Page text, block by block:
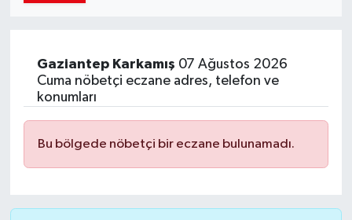
Gaziantep Karkamış 07 Ağustos 2026
Cuma nöbetçi eczane adres, telefon ve
konumları
Bu bölgede nöbetçi bir eczane bulunamadı.